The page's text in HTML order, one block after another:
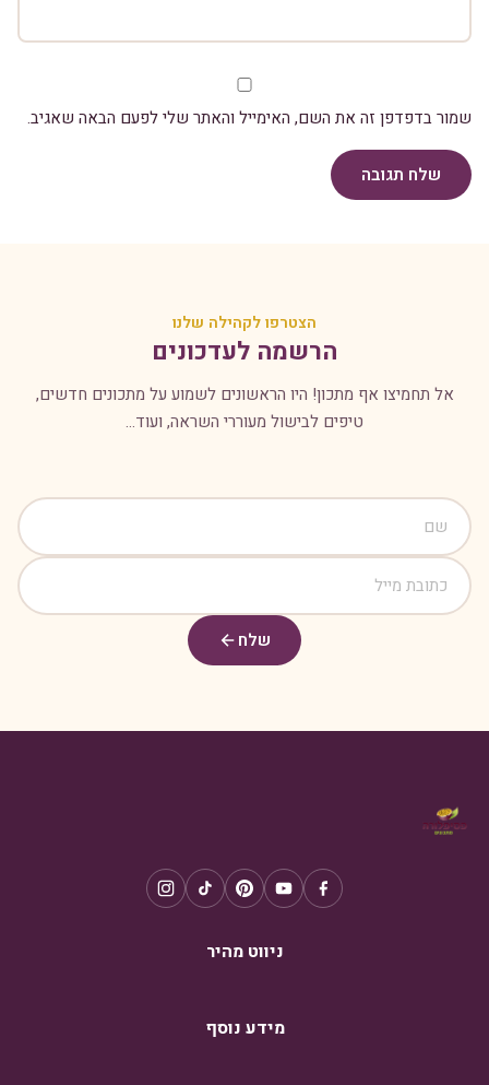
שמור בדפדפן זה את השם, האימייל והאתר שלי לפעם הבאה שאגיב.
שלח תגובה
הצטרפו לקהילה שלנו
הרשמה לעדכונים
אל תחמיצו אף מתכון! היו הראשונים לשמוע על מתכונים חדשים,
טיפים לבישול מעוררי השראה, ועוד...
שלח
ניווט מהיר
מידע נוסף